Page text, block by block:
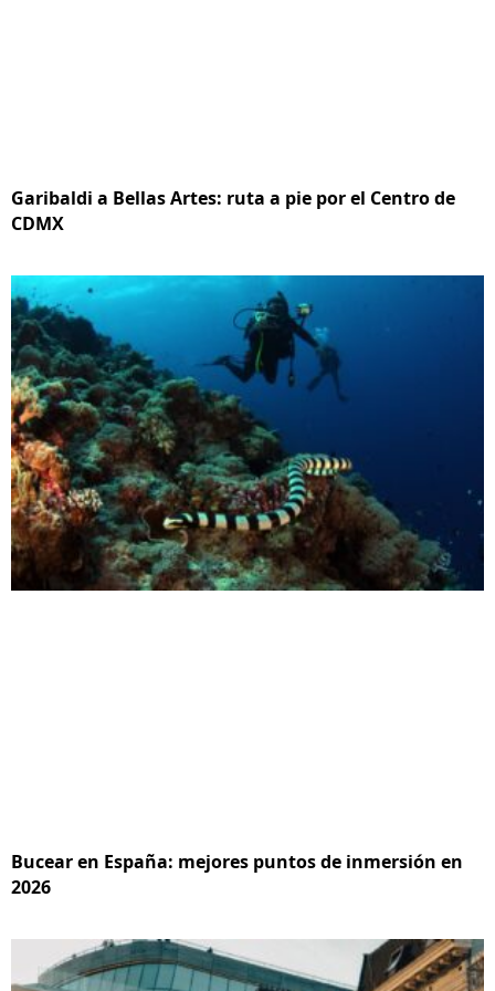
Garibaldi a Bellas Artes: ruta a pie por el Centro de
CDMX
Bucear en España: mejores puntos de inmersión en
2026